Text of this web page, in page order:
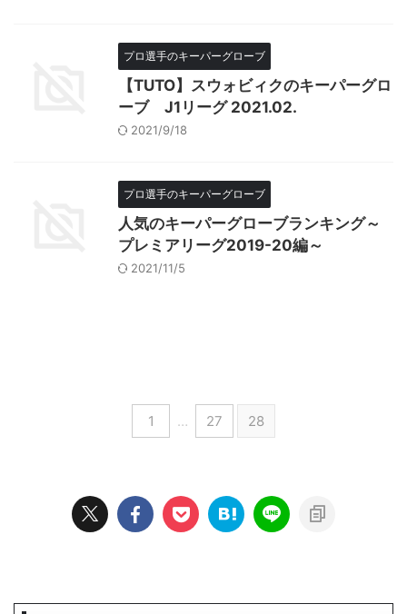
プロ選手のキーパーグローブ
【TUTO】スウォビィクのキーパーグロ
ーブ J1リーグ 2021.02.
2021/9/18
プロ選手のキーパーグローブ
人気のキーパーグローブランキング～
プレミアリーグ2019-20編～
2021/11/5
1 … 27 28